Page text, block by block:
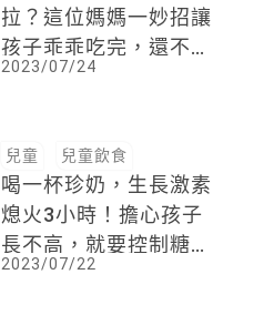
拉？這位媽媽一妙招讓
孩子乖乖吃完，還不斷
說謝謝媽媽，每次都很
2023/07/24
兒童 兒童飲食
喝一杯珍奶，生長激素
熄火3小時！擔心孩子
長不高，就要控制糖攝
取，餐與餐之間有點小
2023/07/22